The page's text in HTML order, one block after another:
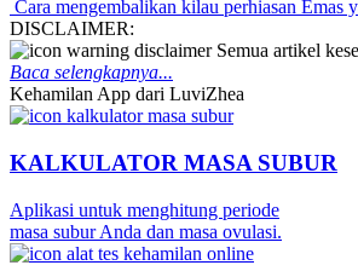
Cara mengembalikan kilau perhiasan Emas
DISCLAIMER:
Semua artikel
Baca selengkapnya...
Kehamilan App dari LuviZhea
KALKULATOR MASA SUBUR
Aplikasi untuk menghitung periode
masa subur Anda dan masa ovulasi.